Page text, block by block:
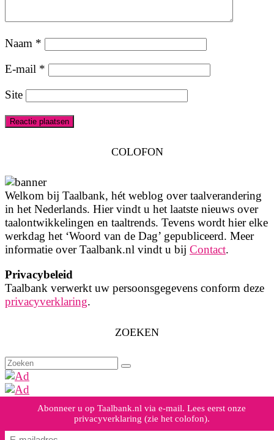
Naam *
E-mail *
Site
COLOFON
Welkom bij Taalbank, hét weblog over taalverandering
in het Nederlands. Hier vindt u het laatste nieuws over
taalontwikkelingen en taaltrends. Tevens wordt hier elke
werkdag het ‘Woord van de Dag’ gepubliceerd. Meer
informatie over Taalbank.nl vindt u bij Contact.
Privacybeleid
Taalbank verwerkt uw persoonsgegevens conform deze
privacyverklaring.
ZOEKEN
Zoeken
naar:
Abonneer u op Taalbank.nl via e-mail. Lees eerst onze
privacyverklaring (zie het colofon).